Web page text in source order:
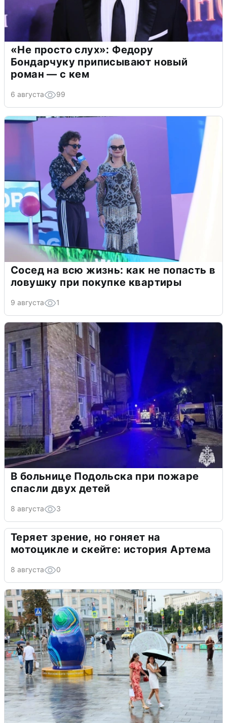
«Не просто слух»: Федору
Бондарчуку приписывают новый
роман — с кем
6 августа 99
Сосед на всю жизнь: как не попасть в
ловушку при покупке квартиры
9 августа 1
В больнице Подольска при пожаре
спасли двух детей
8 августа 3
Теряет зрение, но гоняет на
мотоцикле и скейте: история Артема
8 августа 0